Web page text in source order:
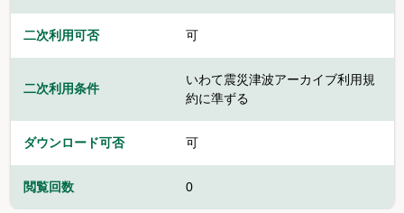
二次利用可否 可
二次利用条件
いわて震災津波アーカイブ利用規
約に準ずる
ダウンロード可否 可
閲覧回数 0